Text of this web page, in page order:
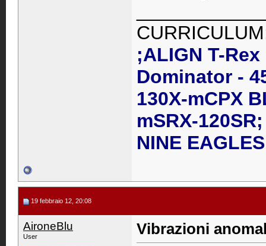
;ALIGN T-Rex
Dominator -
130X-mCPX
mSRX-
NINE
19 febbraio 12, 20:08
AironeBlu
User Vibrazioni